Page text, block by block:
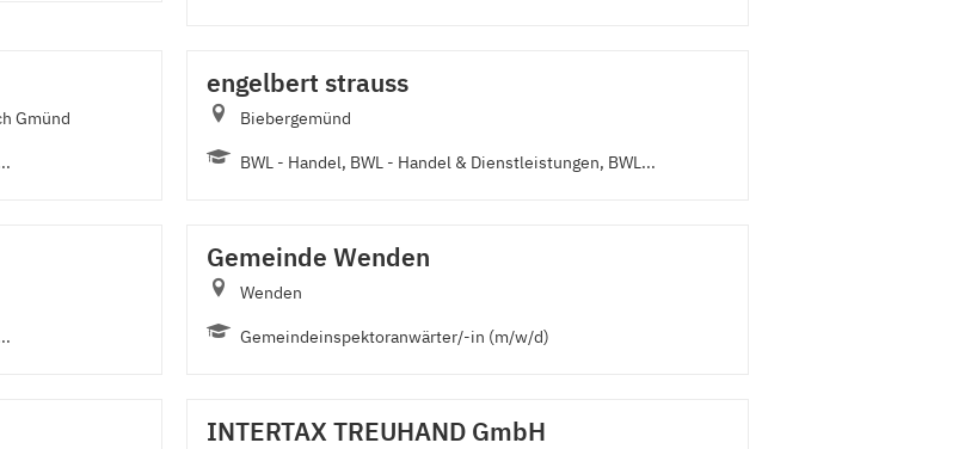
Gmünd
engelbert strauss
Biebergemünd
BWL - Handel, BWL - Handel & Dienstleistungen, BWL...
Gemeinde Wenden
Wenden
Gemeindeinspektoranwärter/-in (m/w/d)
INTERTAX TREUHAND GmbH